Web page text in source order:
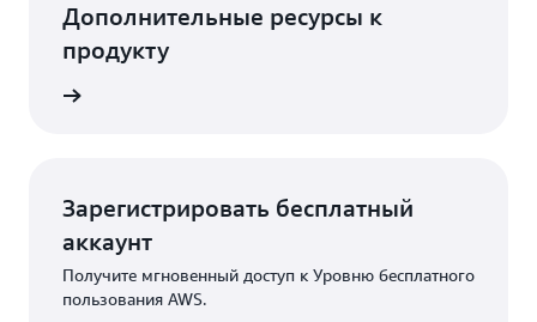
Дополнительные ресурсы к
продукту
Зарегистрировать бесплатный
аккаунт
Получите мгновенный доступ к Уровню бесплатного
пользования AWS.